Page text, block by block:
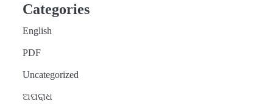
Categories
English
PDF
Uncategorized
ଅପରାଧ